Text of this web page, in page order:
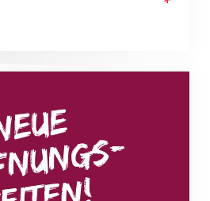
ab 1. August 2026